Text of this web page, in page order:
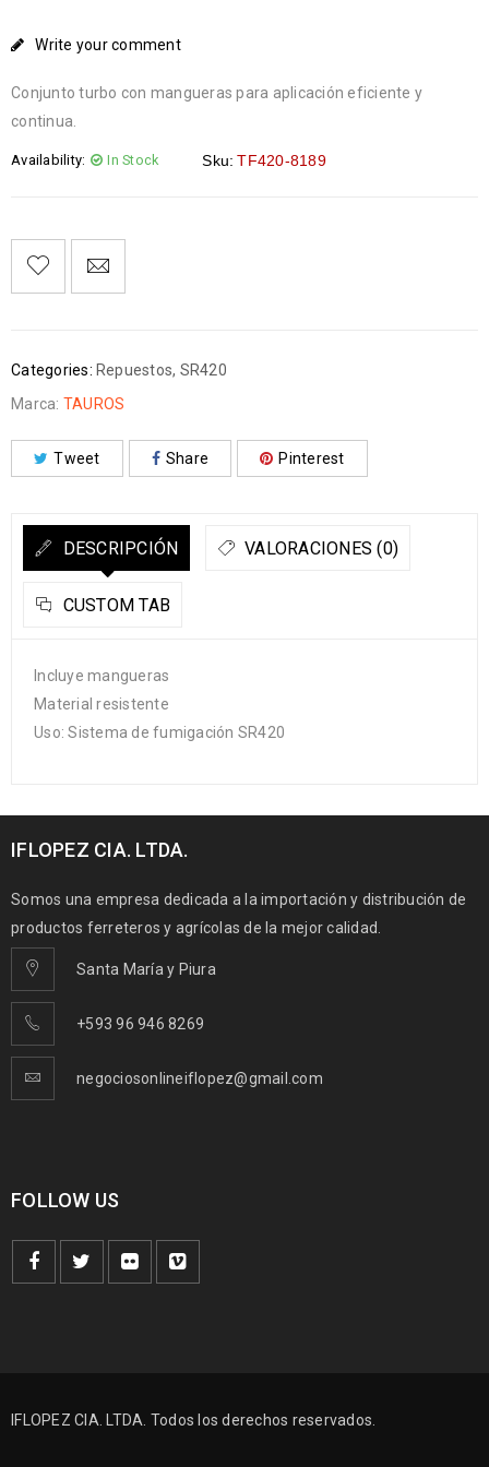
Write your comment
Conjunto turbo con mangueras para aplicación eficiente y
continua.
Availability: In Stock Sku: TF420-8189
Categories: Repuestos, SR420
Marca: TAUROS
Tweet Share Pinterest
DESCRIPCIÓN VALORACIONES (0)
CUSTOM TAB
Incluye mangueras
Material resistente
Uso: Sistema de fumigación SR420
IFLOPEZ CIA. LTDA.
Somos una empresa dedicada a la importación y distribución de
productos ferreteros y agrícolas de la mejor calidad.
Santa María y Piura
+593 96 946 8269
negociosonlineiflopez@gmail.com
FOLLOW US
IFLOPEZ CIA. LTDA. Todos los derechos reservados.